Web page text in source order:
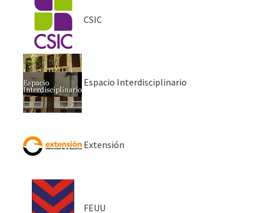
CSIC
Espacio Interdisciplinario
Extensión
FEUU